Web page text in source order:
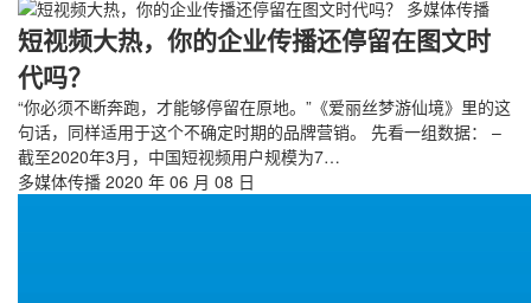
多媒体传播
短视频大热，你的企业传播还停留在图文时
代吗？
“你必须不断奔跑，才能够停留在原地。”《爱丽丝梦游仙境》里的这
句话，同样适用于这个不确定时期的品牌营销。 先看一组数据： –
截至2020年3月，中国短视频用户规模为7…
多媒体传播 2020 年 06 月 08 日